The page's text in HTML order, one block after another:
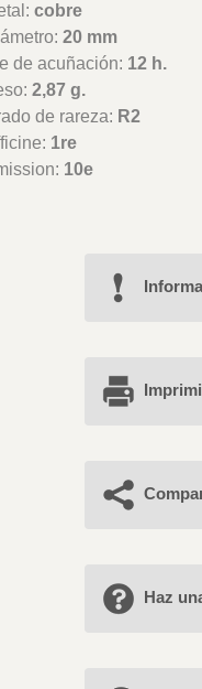
cobre
20 mm
de acuñación: 12 h.
2,87 g.
de rareza: R2
1re
10e
Haz